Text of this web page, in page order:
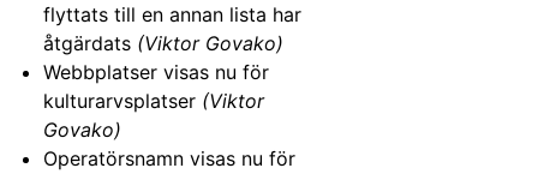
flyttats till en annan lista har
åtgärdats (Viktor Govako)
Webbplatser visas nu för
kulturarvsplatser (Viktor
Govako)
Operatörsnamn visas nu för